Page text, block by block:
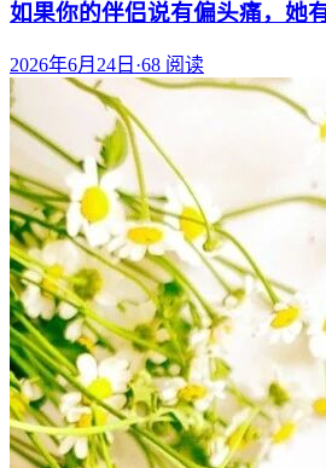
如果你的伴侣说有偏头痛，她
2026年6月24日 ·68 阅读